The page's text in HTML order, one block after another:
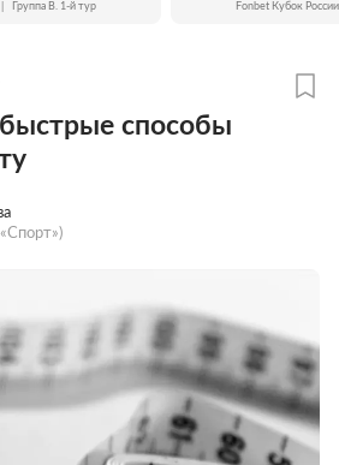
Группа B. 1-й тур Fonbet Кубок России
быстрые способы